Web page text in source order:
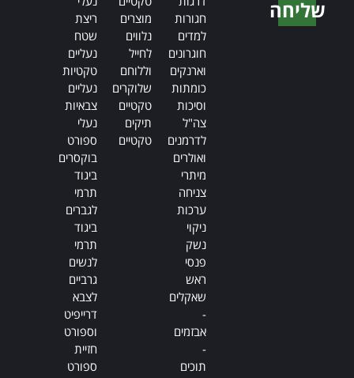
שליחה
חגורות
למדים
חוגרונים
וארנקים
כומתות
וסיכות
צה"ל
לדרמנים
ואולרים
מיתרי
צניחה
ערכות
ניקוי
נשק
פנסי
ראש
שאקלים
-
אבזמים
-
תוכים
מוצרים
נלווים
לחייל
וללוחם
שלוקרים
טקטיים
תיקים
טקטיים
ריצת
שטח
נעליים
טקטיות
נעליים
צבאיות
נעלי
ספורט
בוקסרים
ביגוד
תרמי
לגברים
ביגוד
תרמי
לנשים
גרביים
לצבא
דרייפיט
וספורט
חזיית
ספורט